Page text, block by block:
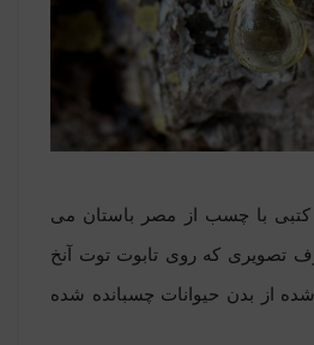
کتبی با چسب از مصر باستان می
تصویری که روی تابوت توت آنخ
از بدن حیوانات چسبانده شده